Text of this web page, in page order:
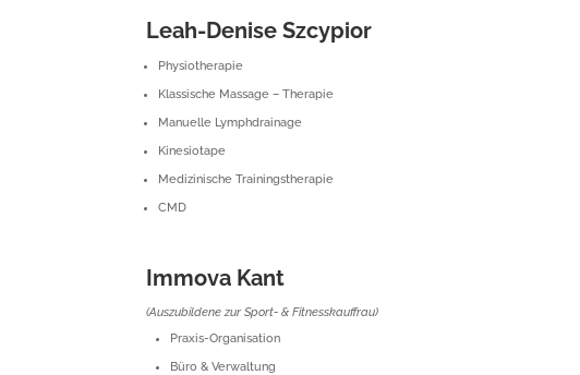
Leah-Denise Szcypior
Physiotherapie
Klassische Massage – Therapie
Manuelle Lymphdrainage
Kinesiotape
Medizinische Trainingstherapie
CMD
Immova Kant
(Auszubildene zur Sport- & Fitnesskauffrau)
Praxis-Organisation
Büro & Verwaltung